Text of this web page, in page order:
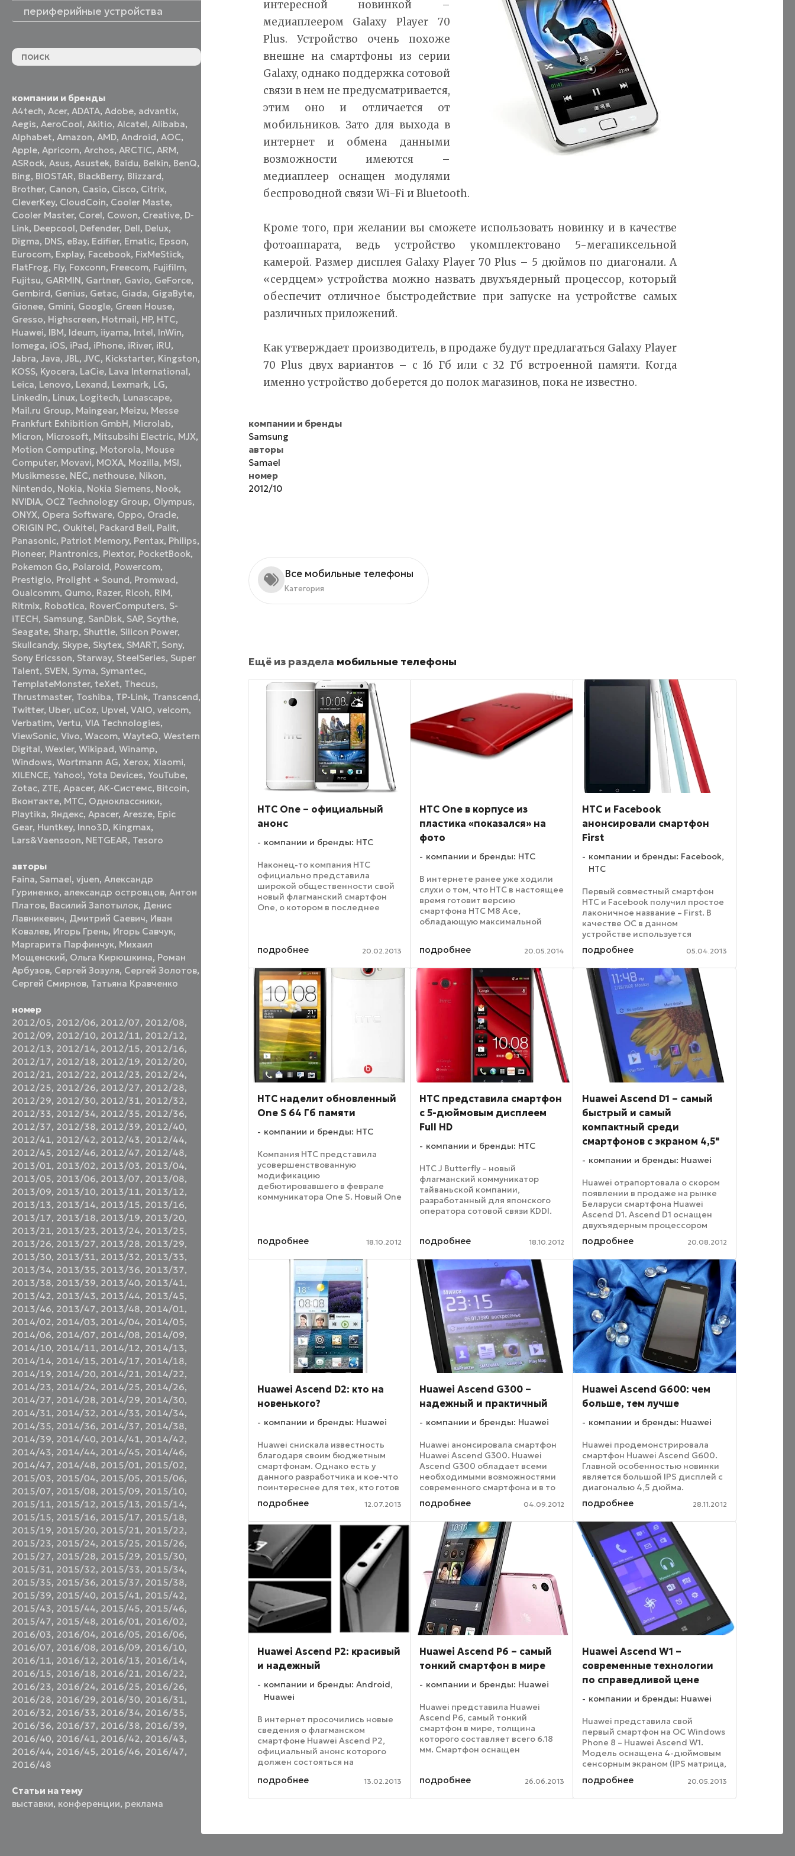
периферийные устройства
компании и бренды
A4tech,Acer,ADATA,Adobe, advantix,
Aegis,AeroCool,Akitio,Alcatel,Alibaba,
Alphabet,Amazon,AMD,Android,AOC,
Apple,Apricorn,Archos,ARCTIC,ARM,
ASRock,Asus,Asustek, Baidu, Belkin, BenQ,
Bing, BIOSTAR, BlackBerry, Blizzard,
Brother, Canon, Casio, Cisco, Citrix,
CleverKey, CloudCoin, Cooler Maste,
Cooler Master, Corel, Cowon, Creative, D-
Link, Deepcool, Defender, Dell, Delux,
Digma, DNS, eBay, Edifier, Ematic, Epson,
Eurocom, Explay, Facebook, FixMeStick,
FlatFrog, Fly, Foxconn, Freecom, Fujifilm,
Fujitsu, GARMIN, Gartner, Gavio, GeForce,
Gembird, Genius, Getac, Giada, GigaByte,
Gionee, Gmini, Google, Green House,
Gresso, Highscreen, Hotmail, HP, HTC,
Huawei, IBM, Ideum, iiyama, Intel, InWin,
Iomega, iOS, iPad, iPhone, iRiver, iRU,
Jabra,Java,JBL,JVC, Kickstarter, Kingston,
KOSS, Kyocera, LaCie, Lava International,
Leica, Lenovo, Lexand, Lexmark, LG,
LinkedIn, Linux, Logitech, Lunascape,
Mail.ru Group, Maingear, Meizu, Messe
Frankfurt Exhibition GmbH, Microlab,
Micron, Microsoft, Mitsubsihi Electric, MJX,
Motion Computing, Motorola, Mouse
Computer, Movavi, MOXA, Mozilla, MSI,
Musikmesse, NEC, nethouse, Nikon,
Nintendo, Nokia, Nokia Siemens, Nook,
NVIDIA, OCZ Technology Group, Olympus,
ONYX, Opera Software, Oppo, Oracle,
ORIGIN PC, Oukitel, Packard Bell, Palit,
Panasonic, Patriot Memory, Pentax, Philips,
Pioneer, Plantronics, Plextor, PocketBook,
Pokemon Go, Polaroid, Powercom,
Prestigio, Prolight + Sound, Promwad,
Qualcomm, Qumo, Razer, Ricoh, RIM,
Ritmix, Robotica, RoverComputers, S-
iTECH, Samsung, SanDisk, SAP, Scythe,
Seagate, Sharp, Shuttle, Silicon Power,
Skullcandy, Skype, Skytex, SMART, Sony,
Sony Ericsson, Starway, SteelSeries, Super
Talent, SVEN, Syma, Symantec,
TemplateMonster,teXet, Thecus,
Thrustmaster, Toshiba, TP-Link, Transcend,
Twitter, Uber, uCoz, Upvel,VAIO,velcom,
Verbatim,Vertu,VIA Technologies,
ViewSonic,Vivo,Wacom,WayteQ,Western
Digital,Wexler,Wikipad,Winamp,
Windows,Wortmann AG,Xerox,Xiaomi,
XILENCE,Yahoo!,Yota Devices,YouTube,
Zotac, ZTE,Аpacer,АК-Системс, Вitcoin,
Вконтакте, МТС, Одноклассники,
Playtika, Яндекс,Apacer,Aresze, Epic
Gear, Huntkey, Inno3D, Kingmax,
Lars&Vaensoon, NETGEAR, Tesoro
авторы
Faina, Samael,vjuen,Александр
Гуриненко, александр островцов,Антон
Платов, Василий Запотылок, Денис
Лавникевич, Дмитрий Саевич, Иван
Ковалев, Игорь Грень, Игорь Савчук,
Маргарита Парфинчук, Михаил
Мощенский, Ольга Кирюшкина, Роман
Арбузов, Сергей Зозуля, Сергей Золотов,
Сергей Смирнов, Татьяна Кравченко
номер
2012/05, 2012/06, 2012/07, 2012/08,
2012/09, 2012/10, 2012/11, 2012/12,
2012/13, 2012/14, 2012/15, 2012/16,
2012/17, 2012/18, 2012/19, 2012/20,
2012/21, 2012/22, 2012/23, 2012/24,
2012/25, 2012/26, 2012/27, 2012/28,
2012/29, 2012/30, 2012/31, 2012/32,
2012/33, 2012/34, 2012/35, 2012/36,
2012/37, 2012/38, 2012/39, 2012/40,
2012/41, 2012/42, 2012/43, 2012/44,
2012/45, 2012/46, 2012/47, 2012/48,
2013/01, 2013/02, 2013/03, 2013/04,
2013/05, 2013/06, 2013/07, 2013/08,
2013/09, 2013/10, 2013/11, 2013/12,
2013/13, 2013/14, 2013/15, 2013/16,
2013/17, 2013/18, 2013/19, 2013/20,
2013/21, 2013/23, 2013/24, 2013/25,
2013/26, 2013/27, 2013/28, 2013/29,
2013/30, 2013/31, 2013/32, 2013/33,
2013/34, 2013/35, 2013/36, 2013/37,
2013/38, 2013/39, 2013/40, 2013/41,
2013/42, 2013/43, 2013/44, 2013/45,
2013/46, 2013/47, 2013/48, 2014/01,
2014/02, 2014/03, 2014/04, 2014/05,
2014/06, 2014/07, 2014/08, 2014/09,
2014/10, 2014/11, 2014/12, 2014/13,
2014/14, 2014/15, 2014/17, 2014/18,
2014/19, 2014/20, 2014/21, 2014/22,
2014/23, 2014/24, 2014/25, 2014/26,
2014/27, 2014/28, 2014/29, 2014/30,
2014/31, 2014/32, 2014/33, 2014/34,
2014/35, 2014/36, 2014/37, 2014/38,
2014/39, 2014/40, 2014/41, 2014/42,
2014/43, 2014/44, 2014/45, 2014/46,
2014/47, 2014/48, 2015/01, 2015/02,
2015/03, 2015/04, 2015/05, 2015/06,
2015/07, 2015/08, 2015/09, 2015/10,
2015/11, 2015/12, 2015/13, 2015/14,
2015/15, 2015/16, 2015/17, 2015/18,
2015/19, 2015/20, 2015/21, 2015/22,
2015/23, 2015/24, 2015/25, 2015/26,
2015/27, 2015/28, 2015/29, 2015/30,
2015/31, 2015/32, 2015/33, 2015/34,
2015/35, 2015/36, 2015/37, 2015/38,
2015/39, 2015/40, 2015/41, 2015/42,
2015/43, 2015/44, 2015/45, 2015/46,
2015/47, 2015/48, 2016/01, 2016/02,
2016/03, 2016/04, 2016/05, 2016/06,
2016/07, 2016/08, 2016/09, 2016/10,
2016/11, 2016/12, 2016/13, 2016/14,
2016/15, 2016/18, 2016/21, 2016/22,
2016/23, 2016/24, 2016/25, 2016/26,
2016/28, 2016/29, 2016/30, 2016/31,
2016/32, 2016/33, 2016/34, 2016/35,
2016/36, 2016/37, 2016/38, 2016/39,
2016/40, 2016/41, 2016/42, 2016/43,
2016/44, 2016/45, 2016/46, 2016/47,
2016/48
Статьи на тему
выставки, конференции, реклама
интересной новинкой –
медиаплеером Galaxy Player 70
Plus. Устройство очень похоже
внешне на смартфоны из серии
Galaxy, однако поддержка сотовой
связи в нем не предусматривается,
этим оно и отличается от
мобильников. Зато для выхода в
интернет и обмена данными
возможности имеются –
медиаплеер оснащен модулями
беспроводной связи Wi-Fi и Bluetooth.
Кроме того, при желании вы сможете использовать новинку и в качестве
фотоаппарата, ведь устройство укомплектовано 5-мегапиксельной
камерой. Размер дисплея Galaxy Player 70 Plus – 5 дюймов по диагонали. А
«сердцем» устройства можно назвать двухъядерный процессор, который
обеспечит отличное быстродействие при запуске на устройстве самых
различных приложений.
Как утверждает производитель, в продаже будут предлагаться Galaxy Player
70 Plus двух вариантов – с 16 Гб или с 32 Гб встроенной памяти. Когда
именно устройство доберется до полок магазинов, пока не известно.
компании и бренды
Samsung
авторы
Samael
номер
2012/10
Все мобильные телефоны
Категория
Ещё из раздела мобильные телефоны
HTC One – официальный
анонс
компании и бренды: HTC
Наконец-то компания HTC
официально представила
широкой общественности свой
новый флагманский смартфон
One, о котором в последнее
подтвердилось во время анонса.
подробнее 20.02.2013
HTC One в корпусе из
пластика «показался» на
фото
компании и бренды: HTC
В интернете ранее уже ходили
слухи о том, что HTC в настоящее
время готовит версию
смартфона HTC M8 Ace,
обладающую максимальной
Теперь же в интернет
фотография гаджета. ...
подробнее 20.05.2014
HTC и Facebook
анонсировали смартфон
First
компании и бренды: Facebook,
HTC
Первый совместный смартфон
HTC и Facebook получил простое
лаконичное название – First. В
качестве ОС в данном
устройстве используется
Android 4.1 Jelly Bean,
украшенная «социальной
оболочкой» Home. Стоит
отметить, что изначально новый
смартфон будет ...
подробнее 05.04.2013
HTC наделит обновленный
One S 64 Гб памяти
компании и бренды: HTC
Компания HTC представила
усовершенствованную
модификацию
дебютировавшего в феврале
коммуникатора One S. Новый One
дюймовым дисплеем с
(формат qHD), ...
подробнее 18.10.2012
HTC представила смартфон
с 5-дюймовым дисплеем
Full HD
компании и бренды: HTC
HTC J Butterfly – новый
флагманский коммуникатор
тайваньской компании,
разработанный для японского
оператора сотовой связи KDDI.
Bean, смартфон от HTC является
подробнее 18.10.2012
Huawei Ascend D1 – самый
быстрый и самый
компактный среди
смартфонов с экраном 4,5"
компании и бренды: Huawei
Huawei отрапортовала о скором
появлении в продаже на рынке
Беларуси смартфона Huawei
Ascend D1. Ascend D1 оснащен
двухъядерным процессором
Texas Instruments с частотой 1,5
ГГц. Встроенная память
составляет 8 Гб, ОЗУ – 1 Гб. Экран
4,5" с технологиями ...
подробнее 20.08.2012
Huawei Ascend D2: кто на
новенького?
компании и бренды: Huawei
Huawei снискала известность
благодаря своим бюджетным
смартфонам. Однако есть у
данного разработчика и кое-что
поинтереснее для тех, кто готов
заплатить за устройство $800.
Последней новинкой премиум-
класса стал флагманский
смартфон Huawei Ascend ...
подробнее 12.07.2013
Huawei Ascend G300 –
надежный и практичный
компании и бренды: Huawei
Huawei анонсировала смартфон
Huawei Ascend G300. Huawei
Ascend G300 обладает всеми
необходимыми возможностями
современного смартфона и в то
же время имеет
привлекательную цену.
Смартфон комплектуется
большим 4-дюймовым WVGA-
емкостным TFT дисплеем с ...
подробнее 04.09.2012
Huawei Ascend G600: чем
больше, тем лучше
компании и бренды: Huawei
Huawei продемонстрировала
смартфон Huawei Ascend G600.
Главной особенностью новинки
является большой IPS дисплей с
диагональю 4,5 дюйма.
Разрешение экрана составляет
960x540 пикселей, при его
изготовлении использовано
закаленное стекло Gorilla ...
подробнее 28.11.2012
Huawei Ascend P2: красивый
и надежный
компании и бренды: Android,
Huawei
В интернет просочились новые
сведения о флагманском
смартфоне Huawei Ascend P2,
официальный анонс которого
должен состояться на
информация, поступившая с
подробнее 13.02.2013
Huawei Ascend P6 – самый
тонкий смартфон в мире
компании и бренды: Huawei
Huawei представила Huawei
Ascend P6, самый тонкий
смартфон в мире, толщина
которого составляет всего 6.18
мм. Смартфон оснащен
выполнен из гладкого металла.
подробнее 26.06.2013
Huawei Ascend W1 –
современные технологии
по справедливой цене
компании и бренды: Huawei
Huawei представила свой
первый смартфон на OC Windows
Phone 8 – Huawei Ascend W1.
Модель оснащена 4-дюймовым
сенсорным экраном (IPS матрица,
480x800). Внутри расположены
2-ядерный процессор
подробнее 20.05.2013